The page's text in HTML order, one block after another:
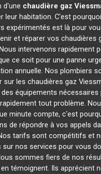
d'une chaudière gaz
leur habitation. C'est
expérimentés est là pour
et réparer vos chaudières
intervenons rapidement
ce soit pour une panne
annuelle. Nos plombiers
sur les chaudières gaz
équipements
tout problème.
minute compte, c'est
de répondre à vos appels
tarifs sont compétitifs et
sur nos services pour vous
sommes fiers de nos
témoignent. Ils apprécient